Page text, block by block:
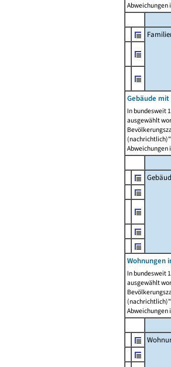
Abweichungen
Gebäude
In bundesweit
ausgewählt
Abweichungen
Wohnungen
In bundesweit
ausgewählt
Abweichungen